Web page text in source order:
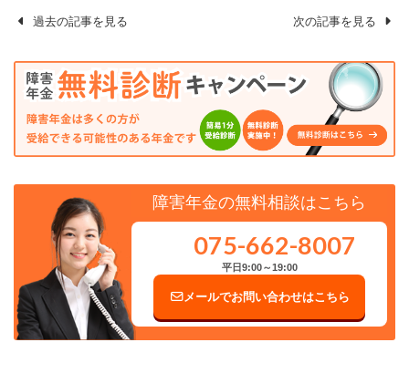
過去の記事を見る 次の記事を見る
障害年金の無料相談はこちら
075-662-8007
平日9:00～19:00
メールでお問い合わせはこちら